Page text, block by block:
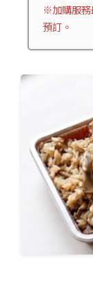
※加購服務
預訂。